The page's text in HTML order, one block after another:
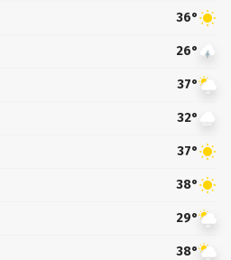
36°
26°
37°
32°
37°
38°
29°
38°